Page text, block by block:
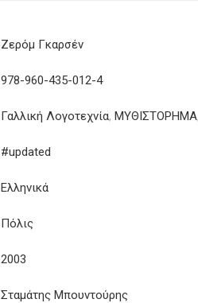
Ζερόμ Γκαρσέν
978-960-435-012-4
Γαλλική Λογοτεχνία, ΜΥΘΙΣΤΟΡΗΜΑ
#updated
Ελληνικά
Πόλις
2003
Σταμάτης Μπουντούρης